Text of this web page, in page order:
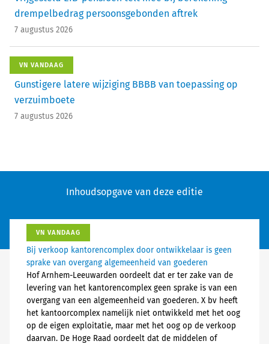
drempelbedrag persoonsgebonden aftrek
7 augustus 2026
VN VANDAAG
Gunstigere latere wijziging BBBB van toepassing op
verzuimboete
7 augustus 2026
Inhoudsopgave van deze editie
VN VANDAAG
Bij verkoop kantorencomplex door ontwikkelaar is geen
sprake van overgang algemeenheid van goederen
Hof Arnhem-Leeuwarden oordeelt dat er ter zake van de
levering van het kantorencomplex geen sprake is van een
overgang van een algemeenheid van goederen. X bv heeft
het kantoorcomplex namelijk niet ontwikkeld met het oog
op de eigen exploitatie, maar met het oog op de verkoop
daarvan. De Hoge Raad oordeelt dat de middelen of